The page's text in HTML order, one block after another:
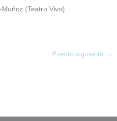
(Teatro Vivo)
Evento siguiente →